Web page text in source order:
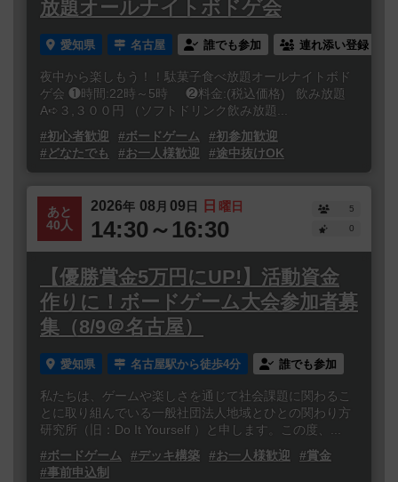
放題オールナイトボドゲ会
愛知県 名古屋 誰でも参加 連れ添い登録
夜中から楽しもう！！駄菓子食べ放題オールナイトボド
ゲ会 ❶時間:22時～5時 ❷料金:(税込価格) 飲み放題
A➪３,３００円 （ソフトドリンク飲み放題...
#初心者歓迎
#ボードゲーム
#初参加歓迎
#どなたでも
#お一人様歓迎 #途中抜けOK
あと
40人
2026年 08 月 09日 日 曜日
14:30～16:30
5
0
【優勝賞金5万円にUP!】活動資金
作りに！ボードゲーム大会参加者募
集（8/9＠名古屋）
愛知県 名古屋駅から徒歩4分 誰でも参加
私たちは、ゲームや楽しさを通じて社会課題に関わるこ
とに取り組んでいる一般社団法人地域とひとの関わり方
研究所（旧：Do It Yourself ）と申します。この度、...
#ボードゲーム
#デッキ構築 #お一人様歓迎
#賞金
#事前申込制